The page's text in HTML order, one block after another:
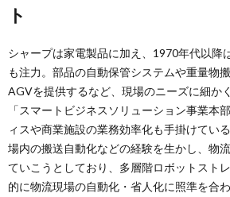
ト
シャープは家電製品に加え、1970年代以降
も注力。部品の自動保管システムや重量物
AGVを提供するなど、現場のニーズに細か
「スマートビジネスソリューション事業本
ィスや商業施設の業務効率化も手掛けてい
場内の搬送自動化などの経験を生かし、物
ていこうとしており、多層階ロボットスト
的に物流現場の自動化・省人化に照準を合